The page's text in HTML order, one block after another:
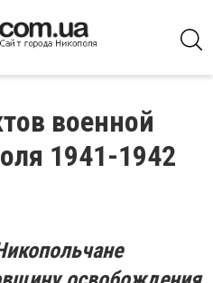
военной
1941-1942